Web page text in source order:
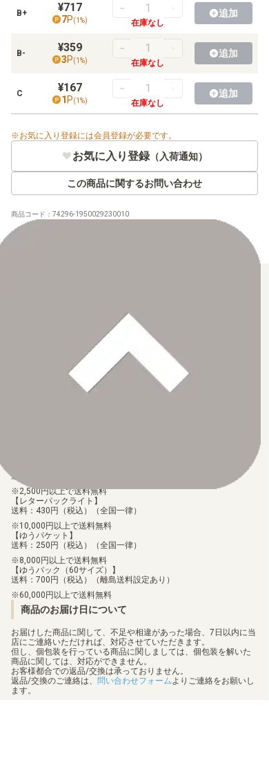
【SM】拡張パック
【SM】ハイクラスパックなど
【SM】構築デッキ
【SM】その他商品
【BW】拡張パック
【BW】プロモ
B+ ¥717
7P(1%) 在庫なし
追加
B- ¥359
3P(1 %) 在庫なし
追加
C ¥167
1 P(1%) 在庫なし
追加
お気に入り登録には会員登録が必要です。
お気に入り登録 （入荷通知）
この商品に関するお問い合わせ
商品コード： 74296-1950029230010
各種ブランドのカードをご利用いただけます。
【Paidy（後払い/コンビニ払い）】
お支払後の在庫確保となりますため、お早めにお支払をお願いし
なお、お支払口座は、注文確認メールに記載しております。
振込手数料はお客様負担となります。
送料：100円（税込）（全国一律）
2,500円以上で送料無料
【レターパックライト】
送料：430円（税込）（全国一律）
10,000円以上で送料無料
【ゆうパケット】
送料：250円（税込）（全国一律）
8,000円以上で送料無料
【ゆうパック（60サイズ）】
送料：700円（税込）（離島送料設定あり）
60,000円以上で送料無料
商品のお届け日について
お届けした商品に関して、不足や相違があった場合、7日以内に当
店にご連絡いただければ、対応させていただきます。
但し、個包装を行っている商品に関しましては、個包装を解いた
商品に関しては、対応ができません。
お客様都合での返品/交換は承っておりません。
返品/交換のご連絡は、 問い合わせフォーム よりご連絡をお願いし
ます。